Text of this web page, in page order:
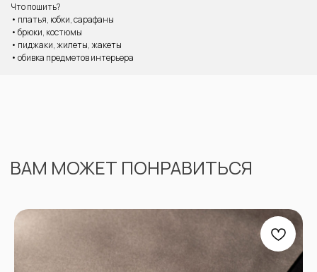
Что пошить?
• платья, юбки, сарафаны
• брюки, костюмы
• пиджаки, жилеты, жакеты
• обивка предметов интерьера